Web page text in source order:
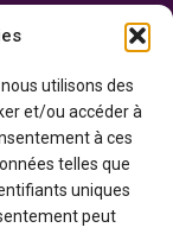
utilisons des
et/ou accéder à
à ces
telles que
uniques
peut
du gouvernement de
du ministère du